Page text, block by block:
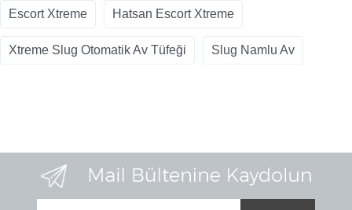
Escort Xtreme Hatsan Escort Xtreme
Xtreme Slug Otomatik Av Tüfeği Slug Namlu Av